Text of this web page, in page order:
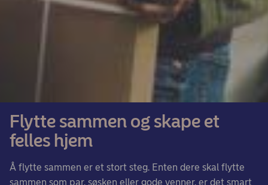
Flytte sammen og skape et
felles hjem
Å flytte sammen er et stort steg. Enten dere skal flytte
sammen som par, søsken eller gode venner, er det smart